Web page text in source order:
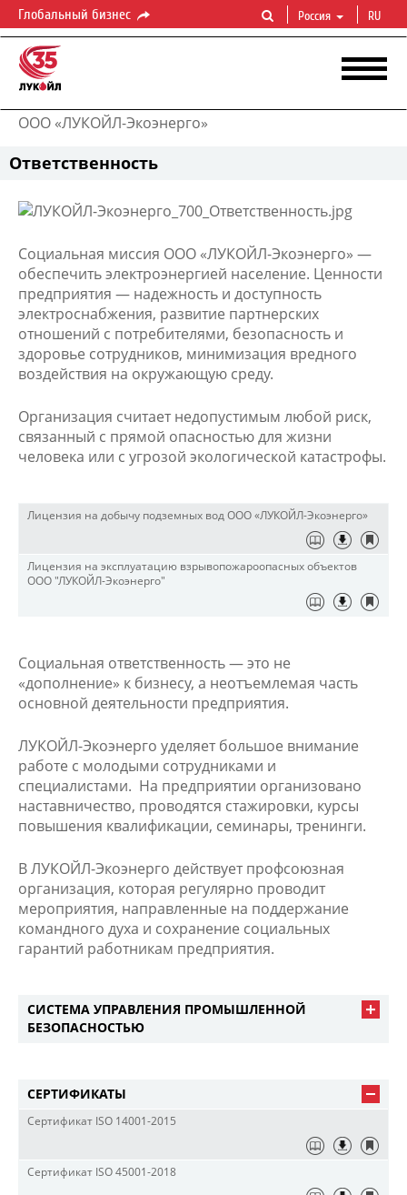
Глобальный бизнес Россия RU
ООО «ЛУКОЙЛ-Экоэнерго»
Ответственность
Социальная миссия ООО «ЛУКОЙЛ-Экоэнерго» —
обеспечить электроэнергией население. Ценности
предприятия — надежность и доступность
электроснабжения, развитие партнерских
отношений с потребителями, безопасность и
здоровье сотрудников, минимизация вредного
воздействия на окружающую среду.
Организация считает недопустимым любой риск,
связанный с прямой опасностью для жизни
человека или с угрозой экологической катастрофы.
Лицензия на добычу подземных вод ООО «ЛУКОЙЛ-Экоэнерго»
Лицензия на эксплуатацию взрывопожароопасных объектов
ООО "ЛУКОЙЛ-Экоэнерго"
Социальная ответственность — это не
«дополнение» к бизнесу, а неотъемлемая часть
основной деятельности предприятия.
ЛУКОЙЛ-Экоэнерго уделяет большое внимание
работе с молодыми сотрудниками и
специалистами. На предприятии организовано
наставничество, проводятся стажировки, курсы
повышения квалификации, семинары, тренинги.
В ЛУКОЙЛ-Экоэнерго действует профсоюзная
организация, которая регулярно проводит
мероприятия, направленные на поддержание
командного духа и сохранение социальных
гарантий работникам предприятия.
СИСТЕМА УПРАВЛЕНИЯ ПРОМЫШЛЕННОЙ
БЕЗОПАСНОСТЬЮ
СЕРТИФИКАТЫ
Сертификат ISO 14001-2015
Сертификат ISO 45001-2018